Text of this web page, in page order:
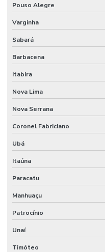
Manutenção corporativa
Manutenção Corretiva De
Manutenção De Espaços E
Manutenção De Iluminação De
Manutenção De
Manutenção De Jardins E
Manutenção De Sistemas
Manutenção De Sistemas
Manutenção De Sistemas
Manutenção De Sistemas
Manutenção De Sistemas
Pouso Alegre
Varginha
Sabará
Barbacena
Itabira
Nova Lima
Nova Serrana
Coronel Fabriciano
Ubá
Itaúna
Paracatu
Manhuaçu
Patrocínio
Unaí
Timóteo